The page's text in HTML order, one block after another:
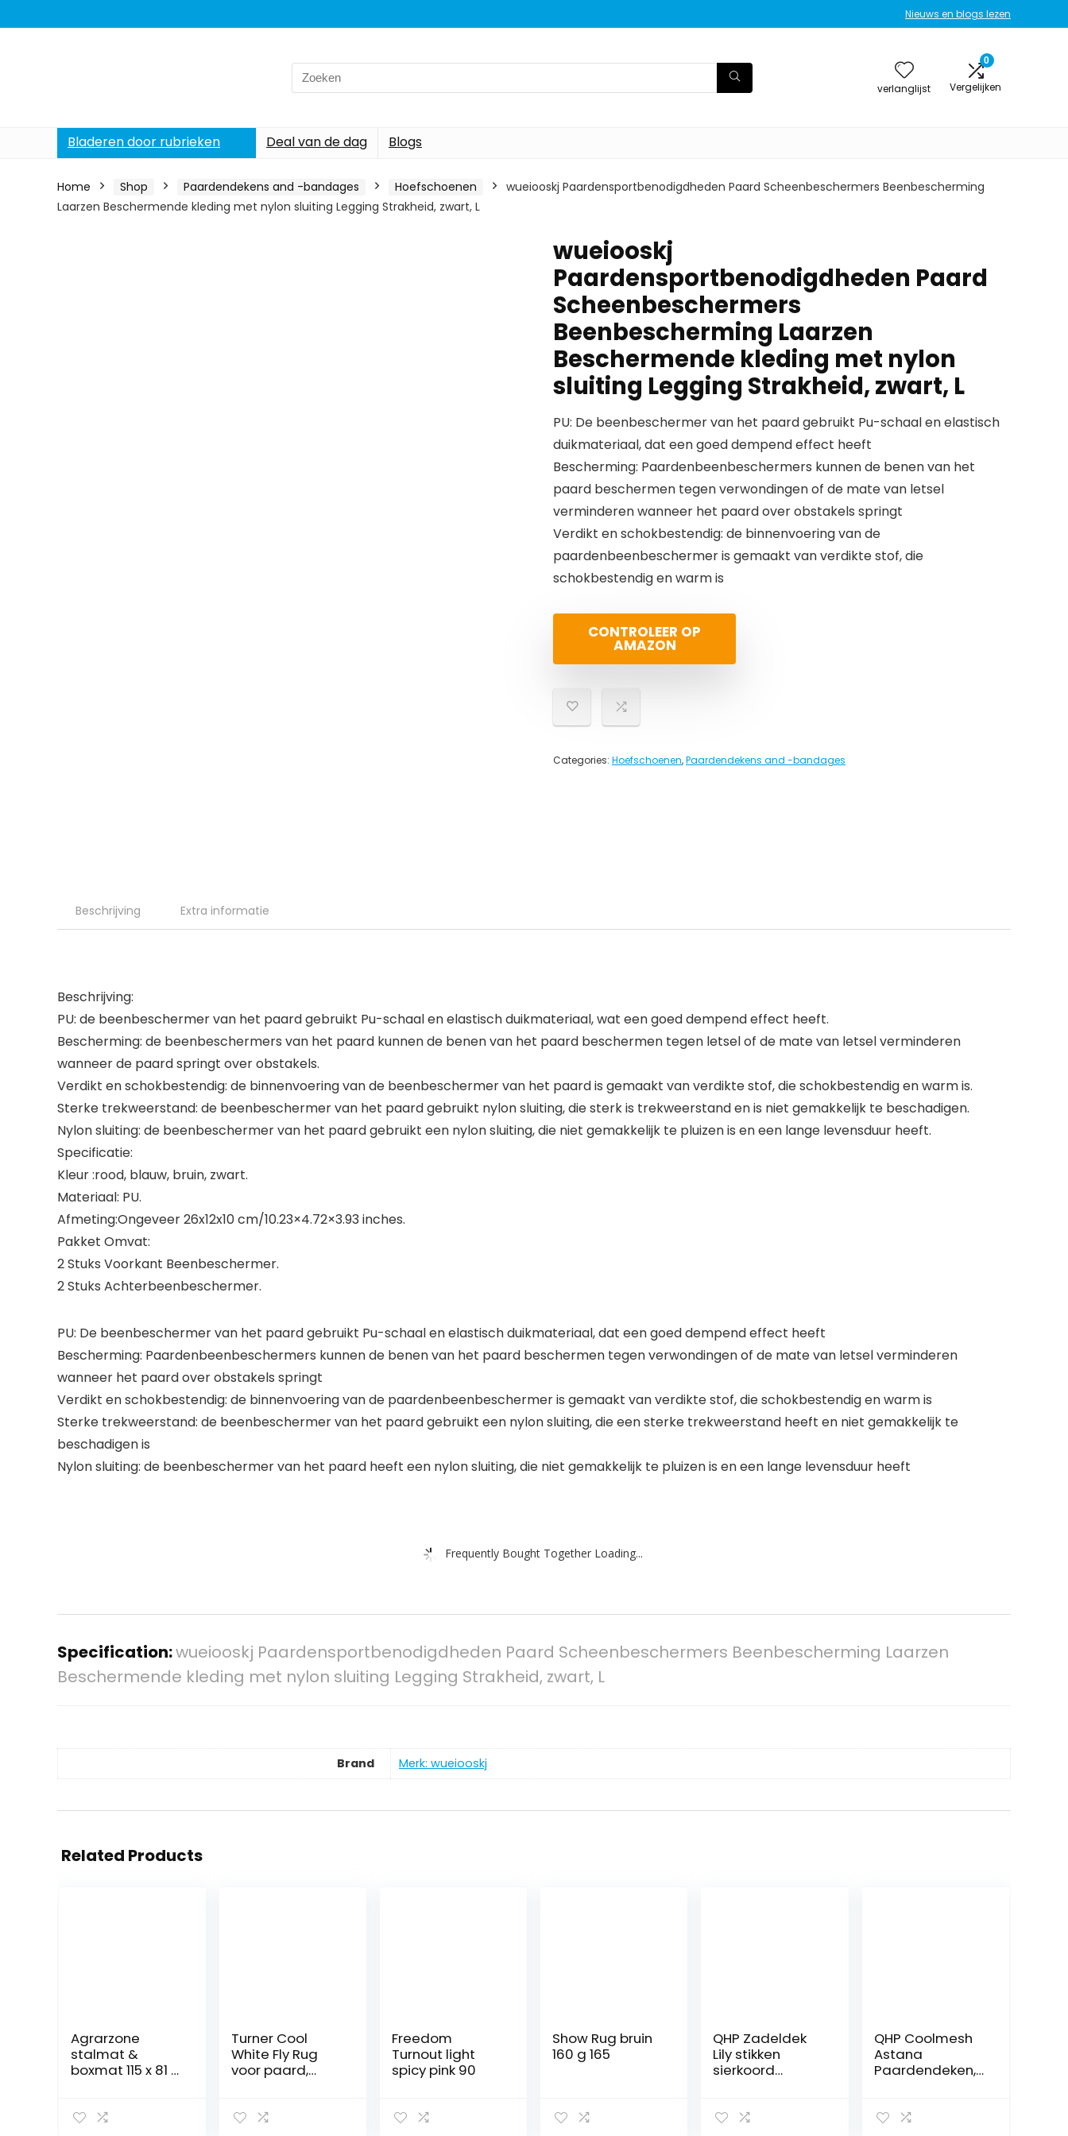
Nieuws en blogs lezen
Search
for:
verlanglijst
0
Vergelijken
Bladeren door rubrieken Deal van de dag Blogs
Home Shop Paardendekens and -bandages Hoefschoenen
wueiooskj Paardensportbenodigdheden Paard Scheenbeschermers Beenbescherming
Laarzen Beschermende kleding met nylon sluiting Legging Strakheid, zwart, L
wueiooskj
Paardensportbenodigdheden Paard
Scheenbeschermers
Beenbescherming Laarzen
Beschermende kleding met nylon
sluiting Legging Strakheid, zwart, L
PU: De beenbeschermer van het paard gebruikt Pu-schaal en elastisch
duikmateriaal, dat een goed dempend effect heeft
Bescherming: Paardenbeenbeschermers kunnen de benen van het
paard beschermen tegen verwondingen of de mate van letsel
verminderen wanneer het paard over obstakels springt
Verdikt en schokbestendig: de binnenvoering van de
paardenbeenbeschermer is gemaakt van verdikte stof, die
schokbestendig en warm is
CONTROLEER OP
AMAZON
Categories: Hoefschoenen,Paardendekens and -bandages
Beschrijving Extra informatie
Beschrijving:
PU: de beenbeschermer van het paard gebruikt Pu-schaal en elastisch duikmateriaal, wat een goed dempend effect heeft.
Bescherming: de beenbeschermers van het paard kunnen de benen van het paard beschermen tegen letsel of de mate van letsel verminderen
wanneer de paard springt over obstakels.
Verdikt en schokbestendig: de binnenvoering van de beenbeschermer van het paard is gemaakt van verdikte stof, die schokbestendig en warm is.
Sterke trekweerstand: de beenbeschermer van het paard gebruikt nylon sluiting, die sterk is trekweerstand en is niet gemakkelijk te beschadigen.
Nylon sluiting: de beenbeschermer van het paard gebruikt een nylon sluiting, die niet gemakkelijk te pluizen is en een lange levensduur heeft.
Specificatie:
Kleur :rood, blauw, bruin, zwart.
Materiaal: PU.
Afmeting:Ongeveer 26x12x10 cm/10.23×4.72×3.93 inches.
Pakket Omvat:
2 Stuks Voorkant Beenbeschermer.
2 Stuks Achterbeenbeschermer.
PU: De beenbeschermer van het paard gebruikt Pu-schaal en elastisch duikmateriaal, dat een goed dempend effect heeft
Bescherming: Paardenbeenbeschermers kunnen de benen van het paard beschermen tegen verwondingen of de mate van letsel verminderen
wanneer het paard over obstakels springt
Verdikt en schokbestendig: de binnenvoering van de paardenbeenbeschermer is gemaakt van verdikte stof, die schokbestendig en warm is
Sterke trekweerstand: de beenbeschermer van het paard gebruikt een nylon sluiting, die een sterke trekweerstand heeft en niet gemakkelijk te
beschadigen is
Nylon sluiting: de beenbeschermer van het paard heeft een nylon sluiting, die niet gemakkelijk te pluizen is en een lange levensduur heeft
Frequently Bought Together Loading...
Specification:wueiooskj Paardensportbenodigdheden Paard Scheenbeschermers Beenbescherming Laarzen
Beschermende kleding met nylon sluiting Legging Strakheid, zwart, L
Brand Merk: wueiooskj
Related Products
Agrarzone
stalmat &
boxmat 115 x 81 x
paddock mat
Turner Cool
White Fly Rug
voor paard,
volledige hals
Freedom
Turnout light
spicy pink 90
Show Rug bruin
160 g 165
QHP Zadeldek
Lily stikken
sierkoord
warmbloed DR
QHP Coolmesh
Astana
Paardendeken,
155 cm,